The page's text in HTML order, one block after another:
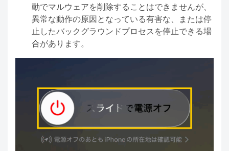
動でマルウェアを削除することはできませんが、
異常な動作の原因となっている有害な、または停
止したバックグラウンドプロセスを停止できる場
合があります。